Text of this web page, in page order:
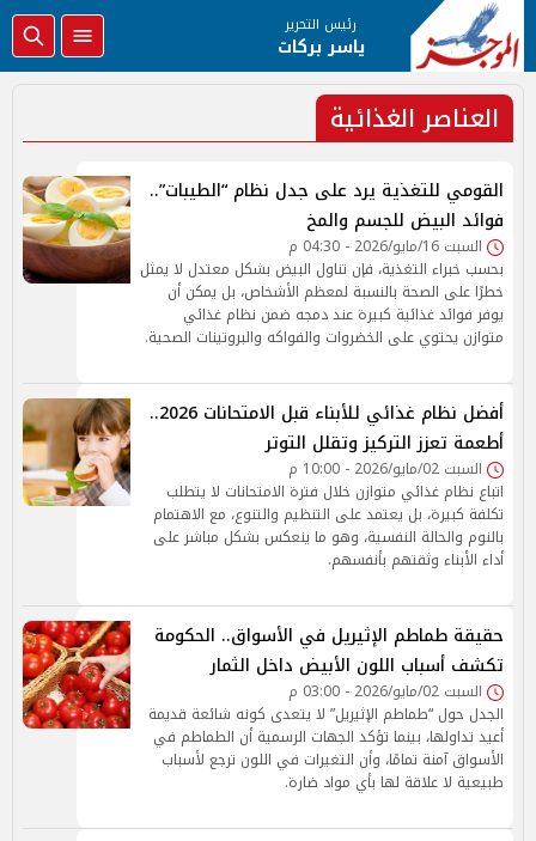
رئيس التحرير
ياسر بركات
العناصر الغذائية
القومي للتغذية يرد على جدل نظام “الطيبات”..
فوائد البيض للجسم والمخ
السبت 16/مايو/2026 - 04:30 م
بحسب خبراء التغذية، فإن تناول البيض بشكل معتدل لا يمثل
خطرًا على الصحة بالنسبة لمعظم الأشخاص، بل يمكن أن
يوفر فوائد غذائية كبيرة عند دمجه ضمن نظام غذائي
متوازن يحتوي على الخضروات والفواكه والبروتينات الصحية.
أفضل نظام غذائي للأبناء قبل الامتحانات 2026..
أطعمة تعزز التركيز وتقلل التوتر
السبت 02/مايو/2026 - 10:00 م
اتباع نظام غذائي متوازن خلال فترة الامتحانات لا يتطلب
تكلفة كبيرة، بل يعتمد على التنظيم والتنوع، مع الاهتمام
بالنوم والحالة النفسية، وهو ما ينعكس بشكل مباشر على
أداء الأبناء وثقتهم بأنفسهم.
حقيقة طماطم الإثيريل في الأسواق.. الحكومة
تكشف أسباب اللون الأبيض داخل الثمار
السبت 02/مايو/2026 - 03:00 م
الجدل حول “طماطم الإثيريل” لا يتعدى كونه شائعة قديمة
أعيد تداولها، بينما تؤكد الجهات الرسمية أن الطماطم في
الأسواق آمنة تمامًا، وأن التغيرات في اللون ترجع لأسباب
طبيعية لا علاقة لها بأي مواد ضارة.